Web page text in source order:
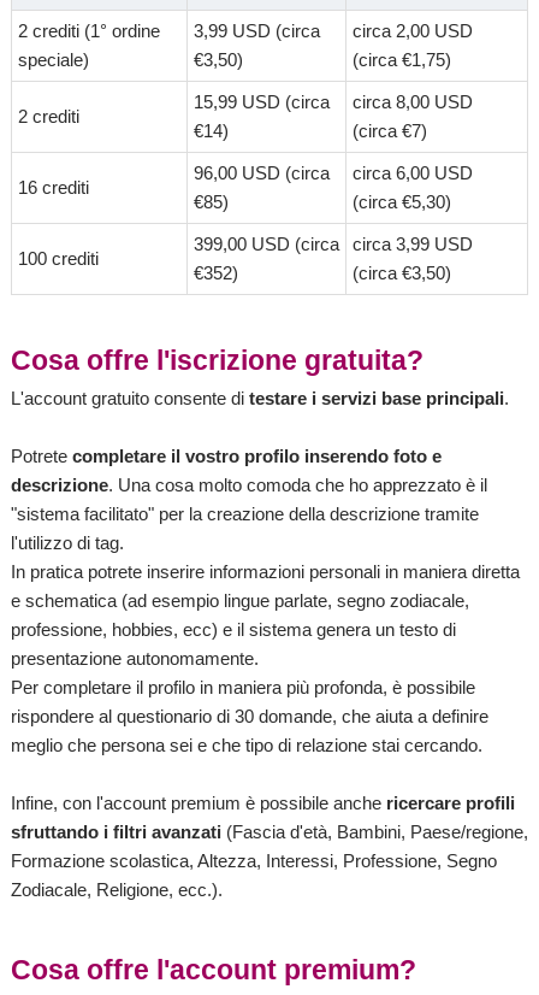
2 crediti (1° ordine
speciale)
3,99 USD (circa
€3,50)
circa 2,00 USD
(circa €1,75)
2 crediti
15,99 USD (circa
€14)
circa 8,00 USD
(circa €7)
16 crediti
96,00 USD (circa
€85)
circa 6,00 USD
(circa €5,30)
100 crediti
399,00 USD (circa
€352)
circa 3,99 USD
(circa €3,50)
Cosa offre l'iscrizione gratuita?
L'account gratuito consente di testare i servizi base principali.
Potrete completare il vostro profilo inserendo foto e
descrizione. Una cosa molto comoda che ho apprezzato è il
"sistema facilitato" per la creazione della descrizione tramite
l'utilizzo di tag.
In pratica potrete inserire informazioni personali in maniera diretta
e schematica (ad esempio lingue parlate, segno zodiacale,
professione, hobbies, ecc) e il sistema genera un testo di
presentazione autonomamente.
Per completare il profilo in maniera più profonda, è possibile
rispondere al questionario di 30 domande, che aiuta a definire
meglio che persona sei e che tipo di relazione stai cercando.
Infine, con l'account premium è possibile anche ricercare profili
sfruttando i filtri avanzati (Fascia d'età, Bambini, Paese/regione,
Formazione scolastica, Altezza, Interessi, Professione, Segno
Zodiacale, Religione, ecc.).
Cosa offre l'account premium?